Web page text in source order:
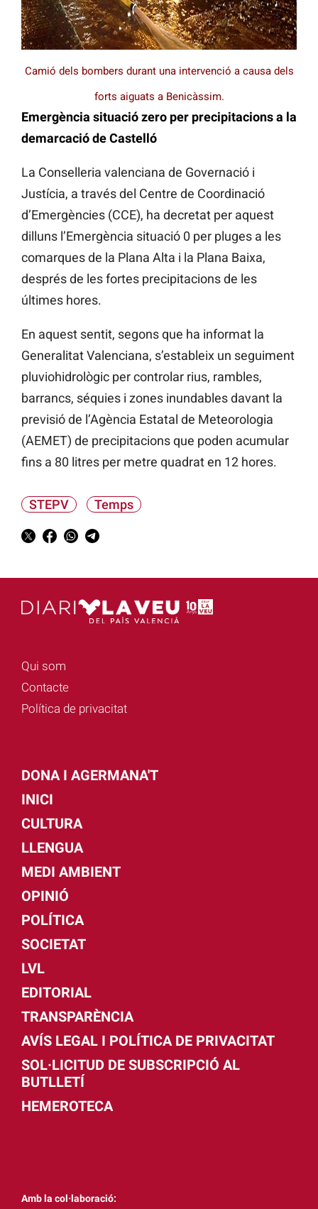
Camió dels bombers durant una intervenció a causa dels
forts aiguats a Benicàssim.
Emergència situació zero per precipitacions a la
demarcació de Castelló
La Conselleria valenciana de Governació i
Justícia, a través del Centre de Coordinació
d’Emergències (CCE), ha decretat per aquest
dilluns l’Emergència situació 0 per pluges a les
comarques de la Plana Alta i la Plana Baixa,
després de les fortes precipitacions de les
últimes hores.
En aquest sentit, segons que ha informat la
Generalitat Valenciana, s’estableix un seguiment
pluviohidrològic per controlar rius, rambles,
barrancs, séquies i zones inundables davant la
previsió de l’Agència Estatal de Meteorologia
(AEMET) de precipitacions que poden acumular
fins a 80 litres per metre quadrat en 12 hores.
STEPV Temps
Qui som
Contacte
Política de privacitat
DONA I AGERMANA'T
INICI
CULTURA
LLENGUA
MEDI AMBIENT
OPINIÓ
POLÍTICA
SOCIETAT
LVL
EDITORIAL
TRANSPARÈNCIA
AVÍS LEGAL I POLÍTICA DE PRIVACITAT
SOL·LICITUD DE SUBSCRIPCIÓ AL
BUTLLETÍ
HEMEROTECA
Amb la col·laboració: